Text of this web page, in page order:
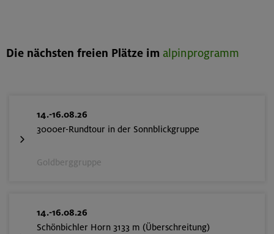
Die nächsten freien Plätze im alpinprogramm
14.-16.08.26
3000er-Rundtour in der Sonnblickgruppe
Goldberggruppe
14.-16.08.26
Schönbichler Horn 3133 m (Überschreitung)